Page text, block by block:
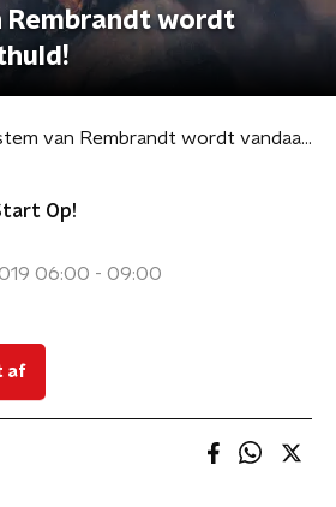
Rembrandt wordt
De stem van Rembrandt wordt vandaag onthuld!
Op!
06:00 - 09:00
af